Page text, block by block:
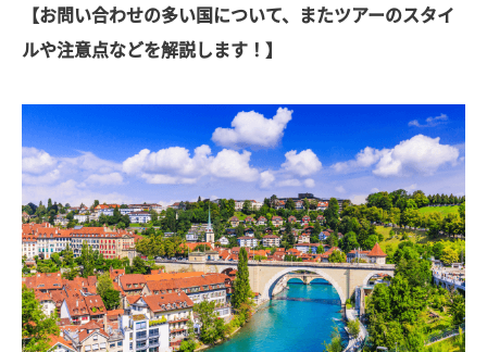
【お問い合わせの多い国について、またツアーのスタイ
ルや注意点などを解説します！】